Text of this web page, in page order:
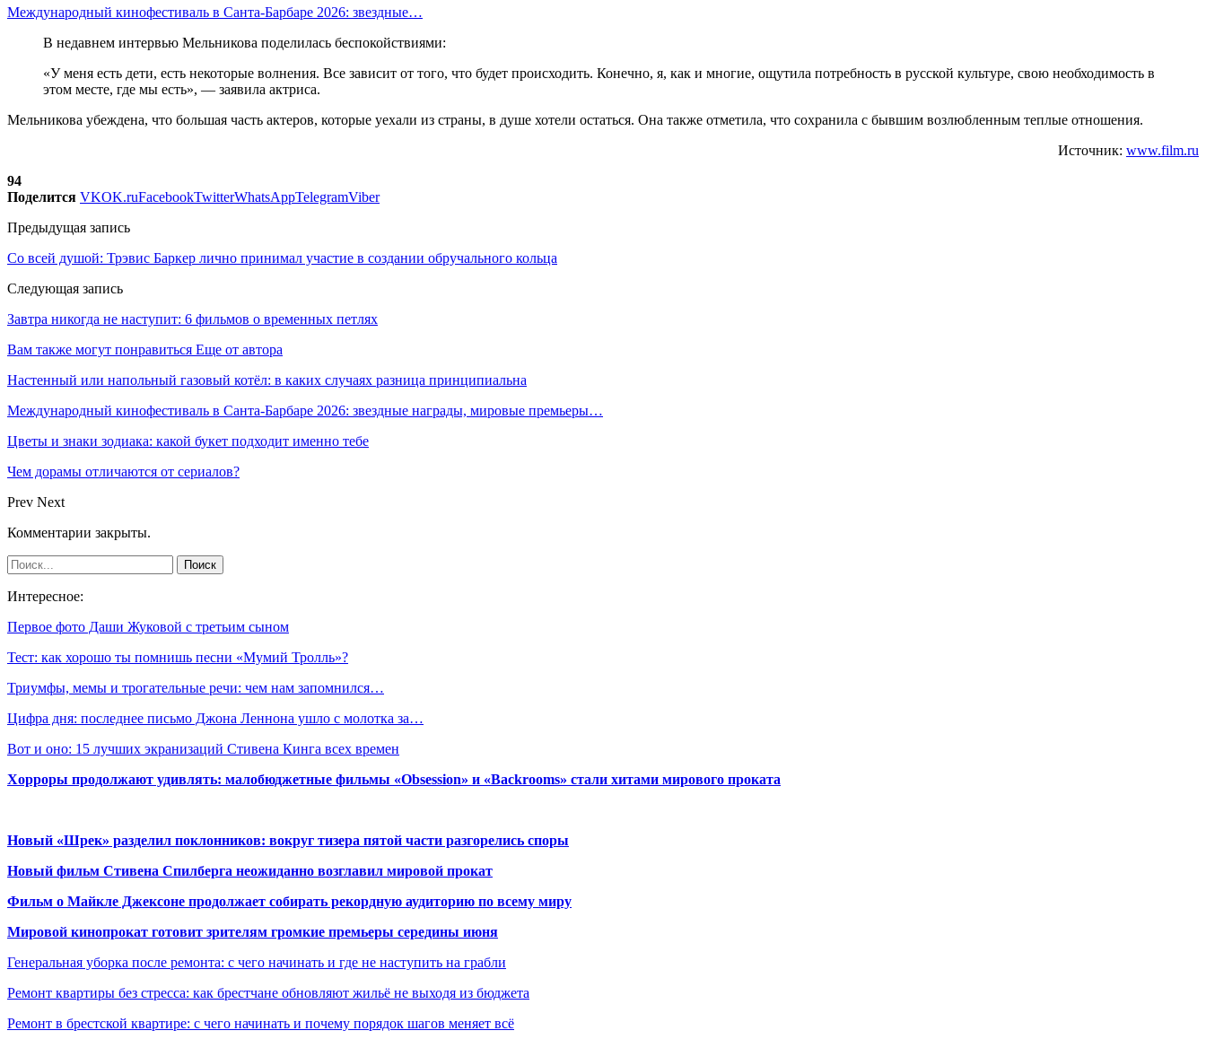
Международный кинофестиваль в Санта-Барбаре 2026: звездные…
В недавнем интервью Мельникова поделилась беспокойствиями:
«У меня есть дети, есть некоторые волнения. Все зависит от того, что будет происходить. Конечно, я, как и многие, ощутила потребность в русской культуре, свою необходимость в
этом месте, где мы есть», — заявила актриса.
Мельникова убеждена, что большая часть актеров, которые уехали из страны, в душе хотели остаться. Она также отметила, что сохранила с бывшим возлюбленным теплые отношения.
Источник: www.film.ru
94
Поделится VKOK.ruFacebookTwitterWhatsAppTelegramViber
Предыдущая запись
Со всей душой: Трэвис Баркер лично принимал участие в создании обручального кольца
Следующая запись
Завтра никогда не наступит: 6 фильмов о временных петлях
Вам также могут понравиться Еще от автора
Настенный или напольный газовый котёл: в каких случаях разница принципиальна
Международный кинофестиваль в Санта-Барбаре 2026: звездные награды, мировые премьеры…
Цветы и знаки зодиака: какой букет подходит именно тебе
Чем дорамы отличаются от сериалов?
Prev Next
Комментарии закрыты.
Интересное:
Первое фото Даши Жуковой с третьим сыном
Тест: как хорошо ты помнишь песни «Мумий Тролль»?
Триумфы, мемы и трогательные речи: чем нам запомнился…
Цифра дня: последнее письмо Джона Леннона ушло с молотка за…
Вот и оно: 15 лучших экранизаций Стивена Кинга всех времен
Хорроры продолжают удивлять: малобюджетные фильмы «Obsession» и «Backrooms» стали хитами мирового проката
Новый «Шрек» разделил поклонников: вокруг тизера пятой части разгорелись споры
Новый фильм Стивена Спилберга неожиданно возглавил мировой прокат
Фильм о Майкле Джексоне продолжает собирать рекордную аудиторию по всему миру
Мировой кинопрокат готовит зрителям громкие премьеры середины июня
Генеральная уборка после ремонта: с чего начинать и где не наступить на грабли
Ремонт квартиры без стресса: как брестчане обновляют жильё не выходя из бюджета
Ремонт в брестской квартире: с чего начинать и почему порядок шагов меняет всё